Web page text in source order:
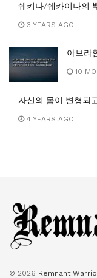
쉐키나/쉐카이나의
3 YEARS AGO
아브라
10
자신의 몸이 변형되
4 YEARS AGO
© 2026 Remnant